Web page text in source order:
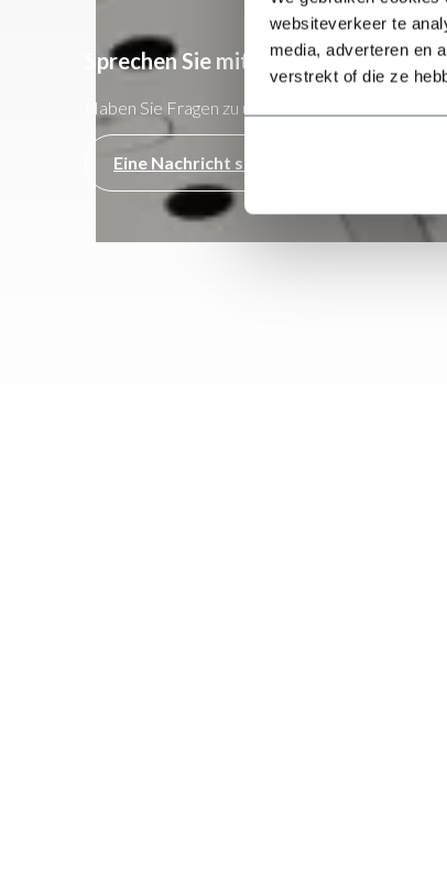
websiteverkeer te
media, adverteren en
verstrekt of die ze
Sprechen Sie mit unseren Experten
Haben Sie Fragen zu unseren Maschinen oder
Eine Nachricht senden